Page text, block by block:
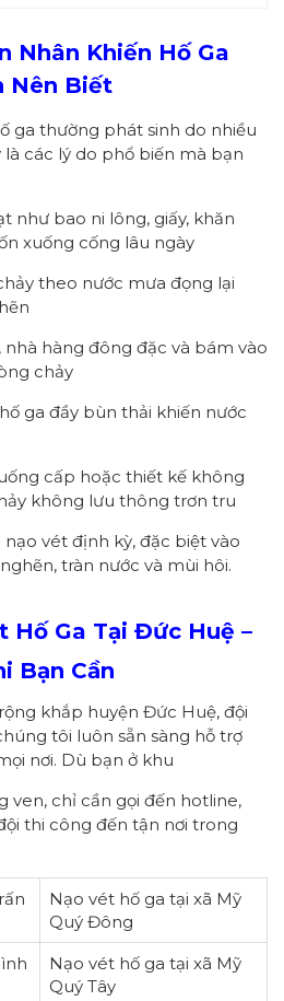
Nhân Khiến Hố Ga
Nên Biết
ga thường phát sinh do nhiều
các lý do phổ biến mà bạn
như bao ni lông, giấy, khăn
xuống cống lâu ngày
theo nước mưa đọng lại
hàng đông đặc và bám vào
chảy
ga đầy bùn thải khiến nước
cấp hoặc thiết kế không
không lưu thông trơn tru
vét định kỳ, đặc biệt vào
tràn nước và mùi hôi.
Hố Ga Tại Đức Huệ –
Bạn Cần
khắp huyện Đức Huệ, đội
tôi luôn sẵn sàng hỗ trợ
nơi. Dù bạn ở khu
ven, chỉ cần gọi đến hotline,
thi công đến tận nơi trong
Nạo vét hố ga tại xã Mỹ
Quý Đông
Nạo vét hố ga tại xã Mỹ
Quý Tây